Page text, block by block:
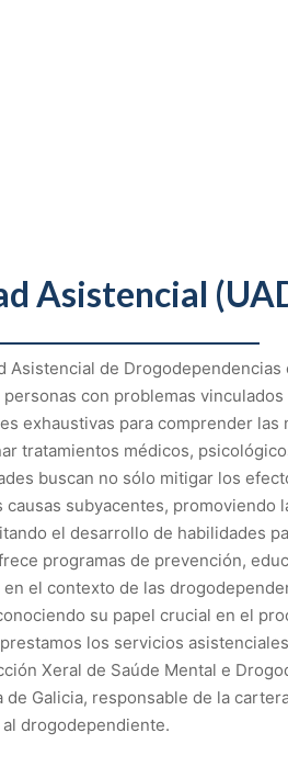
Asistencial
Asistencial de
con problemas
exhaustivas para comprender
tratamientos médicos,
buscan no sólo mitigar los
causas subyacentes, promoviendo
el desarrollo de habilidades
programas de prevención,
en el contexto de las
su papel crucial en el
prestamos los servicios
Xeral de Saúde Mental e
de Galicia, responsable de la
drogodependiente.